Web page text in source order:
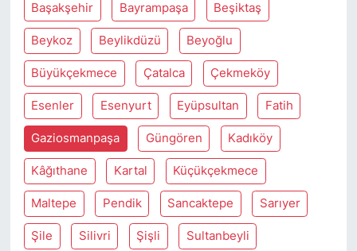
Başakşehir Bayrampaşa Beşiktaş
Beykoz Beylikdüzü Beyoğlu
Büyükçekmece Çatalca Çekmeköy
Esenler Esenyurt Eyüpsultan Fatih
Gaziosmanpaşa Güngören Kadıköy
Kâğıthane Kartal Küçükçekmece
Maltepe Pendik Sancaktepe Sarıyer
Şile Silivri Şişli Sultanbeyli